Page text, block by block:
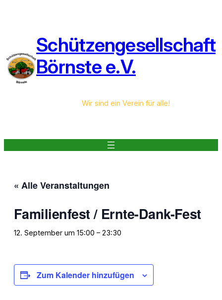
Schützengesellschaft
Börnste e.V.
Wir sind ein Verein für alle!
« Alle Veranstaltungen
Familienfest / Ernte-Dank-Fest
12. September um 15:00 – 23:30
Zum Kalender hinzufügen